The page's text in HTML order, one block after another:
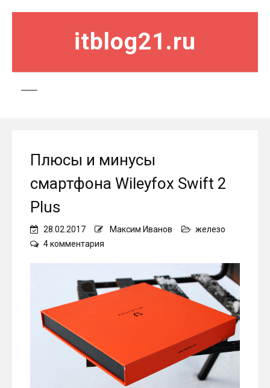
itblog21.ru
Плюсы и минусы
смартфона Wileyfox Swift 2
Plus
28.02.2017 Максим Иванов
железо
4 комментария
и
минусы
смартфона
Wileyfox
Plus